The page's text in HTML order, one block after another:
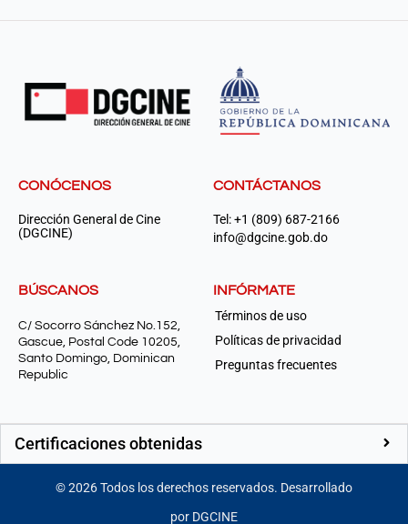
CONÓCENOS
Dirección General de Cine
(DGCINE)
CONTÁCTANOS
Tel: +1 (809) 687-2166
info@dgcine.gob.do
BÚSCANOS
C/ Socorro Sánchez No.152,
Gascue, Postal Code 10205,
Santo Domingo, Dominican
Republic
INFÓRMATE
Términos de uso
Políticas de privacidad
Preguntas frecuentes
Certificaciones obtenidas
©2026Todos los derechos reservados. Desarrollado
por DGCINE